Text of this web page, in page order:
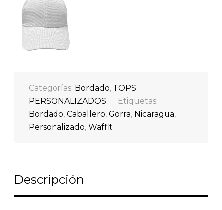
Blanca
Categorías: Bordado, TOPS
PERSONALIZADOS
Etiquetas:
Bordado,Caballero,Gorra, Nicaragua,
Personalizado,Waffit
Descripción